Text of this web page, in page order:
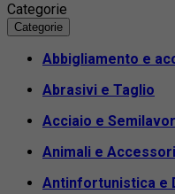
Categorie
Categorie
Abbigliamento e
Abrasivi e Taglio
Acciaio e
Animali e Accessori
Antinfortunistica e